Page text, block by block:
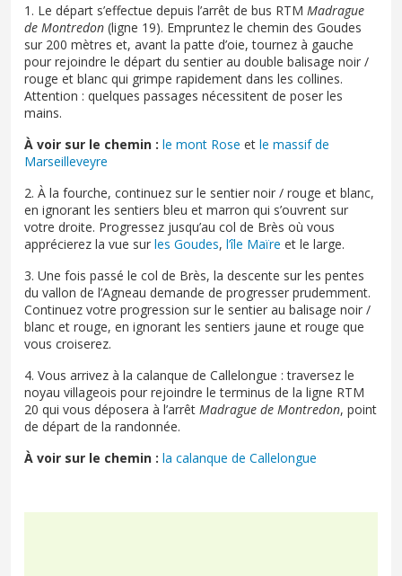
1. Le départ s’effectue depuis l’arrêt de bus RTM Madrague
de Montredon (ligne 19). Empruntez le chemin des Goudes
sur 200 mètres et, avant la patte d’oie, tournez à gauche
pour rejoindre le départ du sentier au double balisage noir /
rouge et blanc qui grimpe rapidement dans les collines.
Attention : quelques passages nécessitent de poser les
mains.
À voir sur le chemin : le mont Rose et le massif de
Marseilleveyre
2. À la fourche, continuez sur le sentier noir / rouge et blanc,
en ignorant les sentiers bleu et marron qui s’ouvrent sur
votre droite. Progressez jusqu’au col de Brès où vous
apprécierez la vue sur les Goudes, l’île Maïre et le large.
3. Une fois passé le col de Brès, la descente sur les pentes
du vallon de l’Agneau demande de progresser prudemment.
Continuez votre progression sur le sentier au balisage noir /
blanc et rouge, en ignorant les sentiers jaune et rouge que
vous croiserez.
4. Vous arrivez à la calanque de Callelongue : traversez le
noyau villageois pour rejoindre le terminus de la ligne RTM
20 qui vous déposera à l’arrêt Madrague de Montredon, point
de départ de la randonnée.
À voir sur le chemin : la calanque de Callelongue